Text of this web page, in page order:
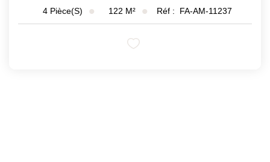
4 Pièce(s) 122 M² Réf : FA-AM-11237